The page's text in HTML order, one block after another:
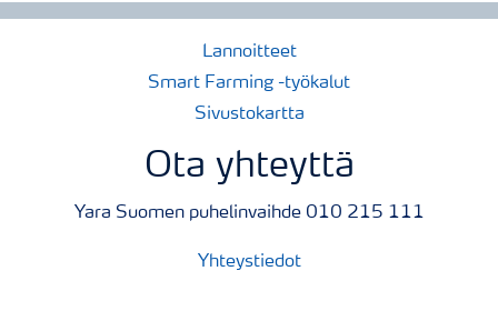
Lannoitteet
Smart Farming -työkalut
Sivustokartta
Ota yhteyttä
Yara Suomen puhelinvaihde 010 215 111
Yhteystiedot